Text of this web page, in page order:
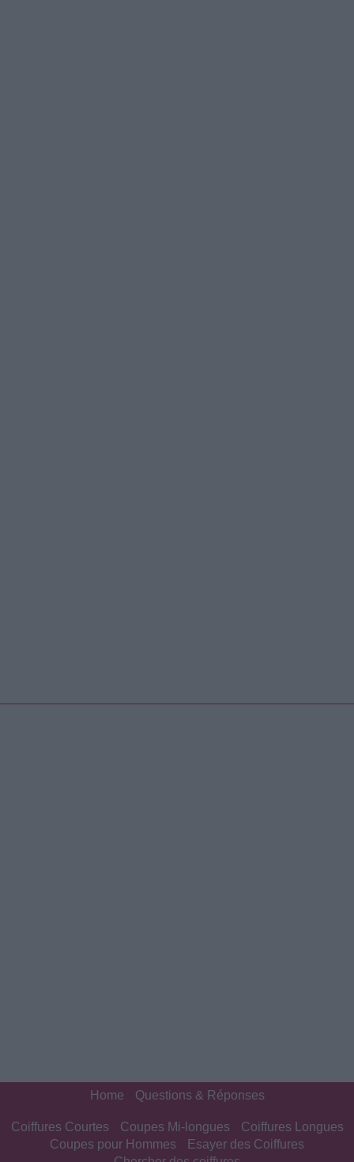
Home Questions & Réponses
Coiffures Courtes Coupes Mi-longues
Coiffures Longues
Coupes pour Hommes
Esayer des Coiffures